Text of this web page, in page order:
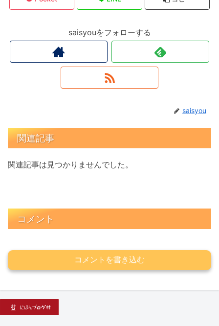
saisyouをフォローする
saisyou
関連記事
関連記事は見つかりませんでした。
コメント
コメントを書き込む